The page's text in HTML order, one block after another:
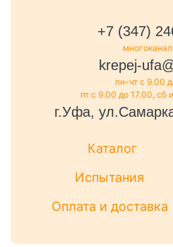
+7 (347)
krepej-
пн-чт с 9.00
пт с 9.00 до 17.00, сб
г.Уфа,
Каталог
Испытания
Оплата и доставка